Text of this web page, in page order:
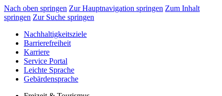
Nach oben springen Zur Hauptnavigation springen Zum Inhalt
springen Zur Suche springen
Nachhaltigkeitsziele
Barrierefreiheit
Karriere
Service Portal
Leichte Sprache
Gebärdensprache